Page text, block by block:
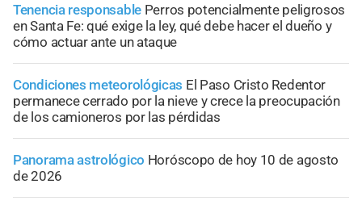
Tenencia responsable Perros potencialmente peligrosos
en Santa Fe: qué exige la ley, qué debe hacer el dueño y
cómo actuar ante un ataque
Condiciones meteorológicas El Paso Cristo Redentor
permanece cerrado por la nieve y crece la preocupación
de los camioneros por las pérdidas
Panorama astrológico Horóscopo de hoy 10 de agosto
de 2026